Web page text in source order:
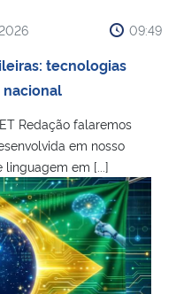
09:49
tecnologias
Redação falaremos
em nosso
linguagem em [...]